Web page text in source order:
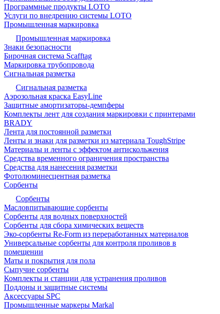
Программные продукты LOTO
Услуги по внедрению системы LOTO
Промышленная маркировка
Промышленная маркировка
Знаки безопасности
Бирочная система Scafftag
Маркировка трубопровода
Сигнальная разметка
Сигнальная разметка
Аэрозольная краска EasyLine
Защитные амортизаторы-демпферы
Комплекты лент для создания маркировки с принтерами
BRADY
Лента для постоянной разметки
Ленты и знаки для разметки из материала ToughStripe
Материалы и ленты с эффектом антискольжения
Средства временного ограничения пространства
Средства для нанесения разметки
Фотолюминесцентная разметка
Сорбенты
Сорбенты
Масловпитывающие сорбенты
Сорбенты для водных поверхностей
Сорбенты для сбора химических веществ
Эко-сорбенты Re-Form из переработанных материалов
Универсальные сорбенты для контроля проливов в
помещении
Маты и покрытия для пола
Сыпучие сорбенты
Комплекты и станции для устранения проливов
Поддоны и защитные системы
Аксессуары SPC
Промышленные маркеры Markal